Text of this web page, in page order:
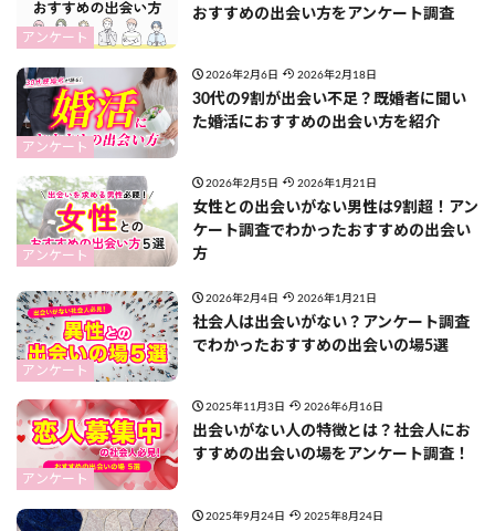
アンケート
おすすめの出会い方をアンケート調査
アンケート
2026年2月6日 2026年2月18日
30代の9割が出会い不足？既婚者に聞い
た婚活におすすめの出会い方を紹介
アンケート
2026年2月5日 2026年1月21日
女性との出会いがない男性は9割超！アン
ケート調査でわかったおすすめの出会い
方
アンケート
2026年2月4日 2026年1月21日
社会人は出会いがない？アンケート調査
でわかったおすすめの出会いの場5選
アンケート
2025年11月3日 2026年6月16日
出会いがない人の特徴とは？社会人にお
すすめの出会いの場をアンケート調査！
2025年9月24日 2025年8月24日